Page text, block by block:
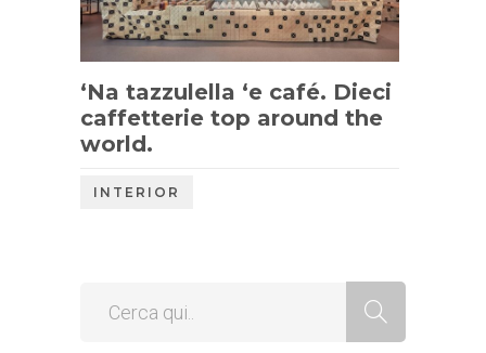
‘Na tazzulella ‘e café. Dieci
caffetterie top around the
world.
INTERIOR